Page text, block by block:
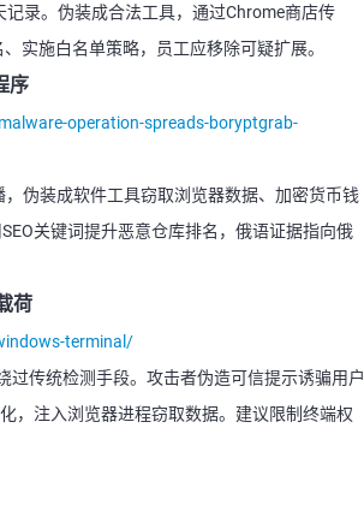
录。伪装成合法工具，通过Chrome商店传
实施白名单策略，员工应移除可疑扩展。
序
operation-spreads-boryptgrab-
伪装成软件工具窃取浏览器数据、加密货币钱
关键词提升恶意仓库排名，俄语证据指向俄
荷
terminal/
过传统检测手段。攻击者伪造可信提示诱骗用户
，注入浏览器进程窃取数据。建议限制终端权